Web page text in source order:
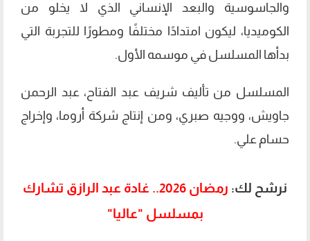
والجاسوسية والبعد الإنساني الذي لا يخلو من
الكوميديا، ليكون امتدادًا مختلفًا ومطورًا للتجربة التي
بدأها المسلسل في موسمه الأول.
المسلسل من تأليف شريف عبد الفتاح، عبد الرحمن
جاويش، ووجيه صبري، ومن إنتاج شركة أروما، وإخراج
حسام علي.
نرشح لك:
رمضان 2026.. غادة عبد الرازق تشارك
بمسلسل "عاليا"